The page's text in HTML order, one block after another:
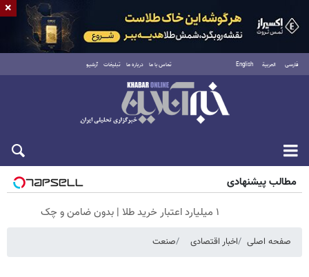
فارسی العربية English تماس با ما درباره ما تبلیغات آرشیو
جمعه ۱۶ مرداد ۱۴۰۵
مطالب پیشنهادی
۱ میلیارد اعتبار خرید طلا | بدون ضامن و چک
صفحه اصلی اخبار اقتصادی صنعت
×